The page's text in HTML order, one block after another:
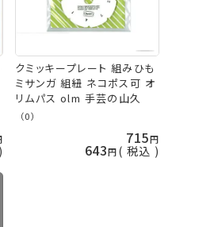
クミッキープレート 組みひも
ミサンガ 組紐 ネコポス可 オ
リムパス olm 手芸の山久
（0）
715
643 税込